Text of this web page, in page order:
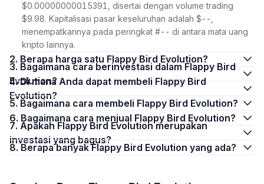
$0.00000000015391, disertai dengan volume trading
$9.98. Kapitalisasi pasar keseluruhan adalah $--,
menempatkannya pada peringkat #-- di antara mata uang
kripto lainnya.
2. Berapa harga satu Flappy Bird Evolution?
3. Bagaimana cara berinvestasi dalam Flappy Bird
Evolution?
4. Di mana Anda dapat membeli Flappy Bird
Evolution?
5. Bagaimana cara membeli Flappy Bird Evolution?
6. Bagaimana cara menjual Flappy Bird Evolution?
7. Apakah Flappy Bird Evolution merupakan
investasi yang bagus?
8. Berapa banyak Flappy Bird Evolution yang ada?